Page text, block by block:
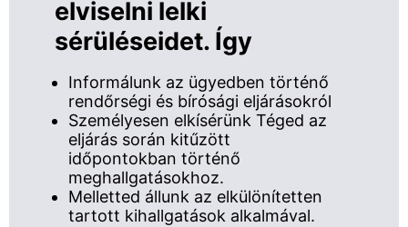
elviselni lelki
sérüléseidet. Így
Informálunk az ügyedben történő
rendőrségi és bírósági eljárásokról
Személyesen elkísérünk Téged az
eljárás során kitűzött
időpontokban történő
meghallgatásokhoz.
Melletted állunk az elkülönítetten
tartott kihallgatások alkalmával.